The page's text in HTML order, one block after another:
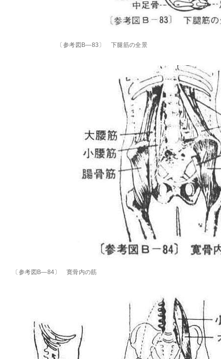
〔参考図B―83〕 下腿筋の全景
〔参考図B―84〕 寛骨内の筋